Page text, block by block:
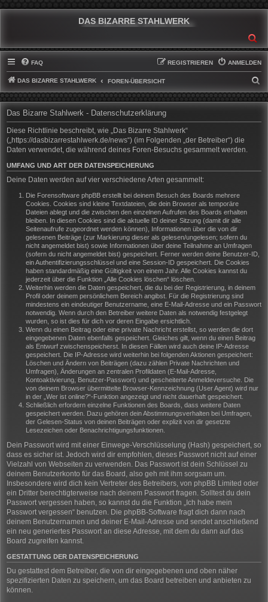
DAS BIZARRE STAHLWERK
FAQ ANMELDEN
REGISTRIEREN
DAS BIZARRE STAHLWERK FOREN-ÜBERSICHT
U
H
Das Bizarre Stahlwerk - Datenschutzerklärung
Diese Richtlinie beschreibt, wie „Das Bizarre Stahlwerk“
(„https://dasbizarrestahlwerk.de/news“) (im Folgenden „der Betreiber“) die
Daten verwendet, die während deines Foren-Besuchs gesammelt werden.
UMFANG UND ART DER DATENSPEICHERUNG
Deine Daten werden auf vier verschiedene Arten gesammelt:
Die Forensoftware phpBB erstellt bei deinem Besuch des Boards mehrere
Cookies. Cookies sind kleine Textdateien, die dein Browser als temporäre
Dateien ablegt und die zwischen den einzelnen Aufrufen des Boards erhalten
bleiben. In diesen Cookies sind die aktuelle ID deiner Sitzung (damit dir alle
Seitenaufrufe zugeordnet werden können), Informationen über die von dir
gelesenen Beiträge (zur Markierung dieser als gelesen/ungelesen; sofern du
nicht angemeldet bist) sowie Informationen über deine Teilnahme an Umfragen
(sofern du nicht angemeldet bist) gespeichert. Ferner werden deine Benutzer-ID,
ein Authentifizierungsschlüssel und eine Session-ID gespeichert. Die Cookies
haben standardmäßig eine Gültigkeit von einem Jahr. Alle Cookies kannst du
jederzeit über die Funktion „Alle Cookies löschen“ löschen.
Weiterhin werden die Daten gespeichert, die du bei der Registrierung, in deinem
Profil oder deinem persönlichem Bereich angibst. Für die Registrierung sind
mindestens ein eindeutiger Benutzername, eine E-Mail-Adresse und ein Passwort
notwendig. Wenn durch den Betreiber weitere Daten als notwendig festgelegt
wurden, so ist dies für dich vor deren Eingabe ersichtlich.
Wenn du einen Beitrag oder eine private Nachricht erstellst, so werden die dort
eingegebenen Daten ebenfalls gespeichert. Gleiches gilt, wenn du einen Beitrag
als Entwurf zwischenspeicherst. In diesen Fällen wird auch deine IP-Adresse
gespeichert. Die IP-Adresse wird weiterhin bei folgenden Aktionen gespeichert:
Löschen und Ändern von Beiträgen (dazu zählen Private Nachrichten und
Umfragen), Änderungen an zentralen Profildaten (E-Mail-Adresse,
Kontoaktivierung, Benutzer-Passwort) und gescheiterte Anmeldeversuche. Die
von deinem Browser übermittelte Browser-Kennzeichnung (User Agent) wird nur
in der „Wer ist online?“-Funktion angezeigt und nicht dauerhaft gespeichert.
Schließlich erfordern einzelne Funktionen des Boards, dass weitere Daten
gespeichert werden. Dazu gehören dein Abstimmungsverhalten bei Umfragen,
der Gelesen-Status von deinen Beiträgen oder explizit von dir gesetzte
Lesezeichen oder Benachrichtigungsfunktionen.
Dein Passwort wird mit einer Einwege-Verschlüsselung (Hash) gespeichert, so
dass es sicher ist. Jedoch wird dir empfohlen, dieses Passwort nicht auf einer
Vielzahl von Webseiten zu verwenden. Das Passwort ist dein Schlüssel zu
deinem Benutzerkonto für das Board, also geh mit ihm sorgsam um.
Insbesondere wird dich kein Vertreter des Betreibers, von phpBB Limited oder
ein Dritter berechtigterweise nach deinem Passwort fragen. Solltest du dein
Passwort vergessen haben, so kannst du die Funktion „Ich habe mein
Passwort vergessen“ benutzen. Die phpBB-Software fragt dich dann nach
deinem Benutzernamen und deiner E-Mail-Adresse und sendet anschließend
ein neu generiertes Passwort an diese Adresse, mit dem du dann auf das
Board zugreifen kannst.
GESTATTUNG DER DATENSPEICHERUNG
Du gestattest dem Betreiber, die von dir eingegebenen und oben näher
spezifizierten Daten zu speichern, um das Board betreiben und anbieten zu
können.